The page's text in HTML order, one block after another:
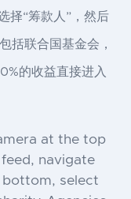
择“筹款人”，然后
括联合国基金会，
的收益直接进入
at the top
navigate
select